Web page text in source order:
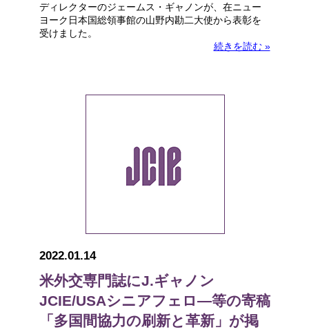
ディレクターのジェームス・ギャノンが、在ニュー
ヨーク日本国総領事館の山野内勘二大使から表彰を
受けました。
続きを読む »
2022.01.14
米外交専門誌にJ.ギャノン
JCIE/USAシニアフェロ―等の寄稿
「多国間協力の刷新と革新」が掲